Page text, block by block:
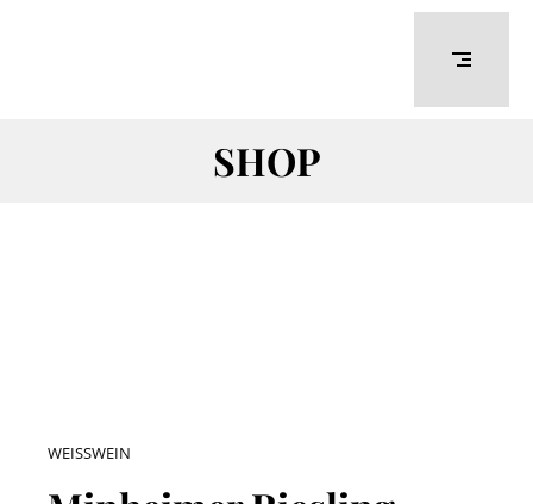
SHOP
WEISSWEIN